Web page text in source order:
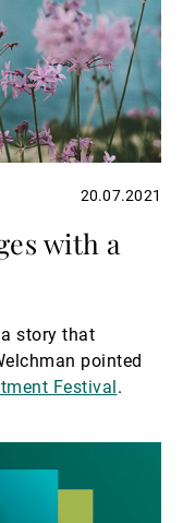
20.07.2021
with a
story that
pointed
Festival .